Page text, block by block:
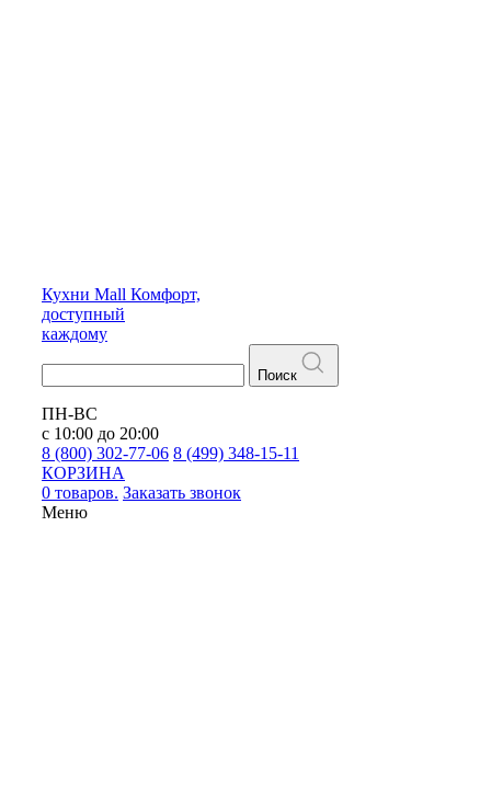
Кухни Mall Комфорт,
доступный
каждому
Поиск
ПН-ВС
с 10:00 до 20:00
8 (800) 302-77-06 8 (499) 348-15-11
КОРЗИНА
0 товаров. Заказать звонок
Меню